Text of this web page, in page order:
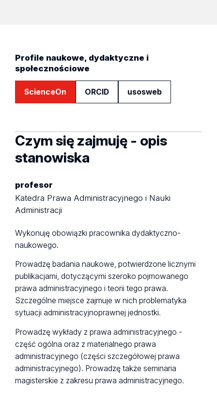
Profile naukowe, dydaktyczne i
społecznościowe
ScienceOn ORCID usosweb
Czym się zajmuję - opis
stanowiska
profesor
Katedra Prawa Administracyjnego i Nauki
Administracji
Wykonuję obowiązki pracownika dydaktyczno-
naukowego.
Prowadzę badania naukowe, potwierdzone licznymi
publikacjami, dotyczącymi szeroko pojmowanego
prawa administracyjnego i teorii tego prawa.
Szczególne miejsce zajmuje w nich problematyka
sytuacji administracyjnoprawnej jednostki.
Prowadzę wykłady z prawa administracyjnego -
część ogólna oraz z materialnego prawa
administracyjnego (części szczegółowej prawa
administracyjnego). Prowadzę także seminaria
magisterskie z zakresu prawa administracyjnego.